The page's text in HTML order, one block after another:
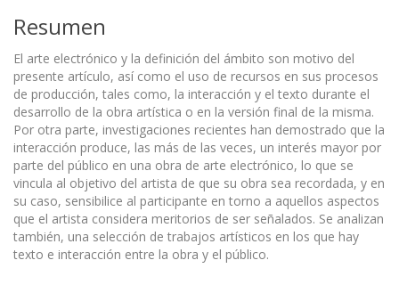
Resumen
El arte electrónico y la definición del ámbito son motivo del
presente artículo, así como el uso de recursos en sus procesos
de producción, tales como, la interacción y el texto durante el
desarrollo de la obra artística o en la versión final de la misma.
Por otra parte, investigaciones recientes han demostrado que la
interacción produce, las más de las veces, un interés mayor por
parte del público en una obra de arte electrónico, lo que se
vincula al objetivo del artista de que su obra sea recordada, y en
su caso, sensibilice al participante en torno a aquellos aspectos
que el artista considera meritorios de ser señalados. Se analizan
también, una selección de trabajos artísticos en los que hay
texto e interacción entre la obra y el público.